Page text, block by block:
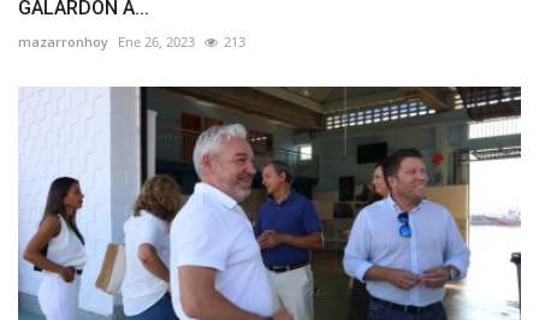
GALARDÓN A...
mazarronhoy Ene 26, 2023 213